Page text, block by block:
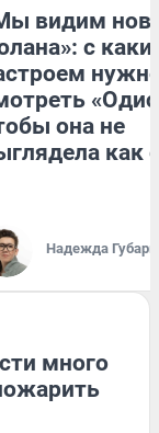
видим
с
она не
как
Надежда Губарь
много